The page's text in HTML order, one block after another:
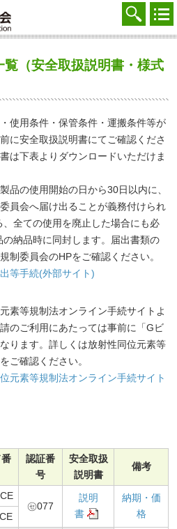
協会を知る
廃棄する
参加する
学ぶ・調べる
会員マイページ
FAQ
交通アクセス
採用
お問合せ
English
覧（安全取扱説明書・様式
使用条件・保管条件・運搬条件等が
に安全取扱説明書にてご確認くださ
は下表よりダウンロードいただけま
品の使用開始の日から30日以内に、
員会へ届け出ることが義務付けられ
全ての使用を廃止した場合にも必
納品時に同封します。届出書類の
制委員会のHPをご確認ください。
等手続(外部サイト)
素等規制法オンライン手続サイトよ
のご利用にあたっては事前に「Gビ
ります。詳しくは放射性同位元素等
ご確認ください。
元素等規制法オンライン手続サイト
認証番
号
安全取扱
説明書
備考
㋝077
説明
書
納期・価
格